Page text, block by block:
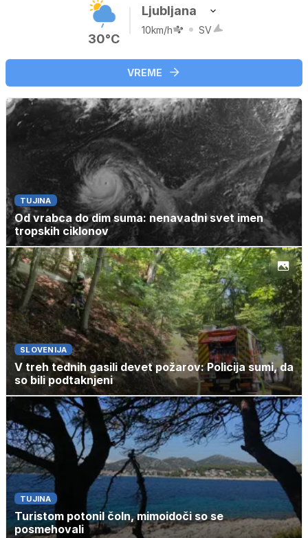
30°C
Ljubljana
10km/h SV
VREME
TUJINA
Od vrabca do dim suma: nenavadni svet imen
tropskih ciklonov
SLOVENIJA
V treh tednih gasili devet požarov: Policija sumi, da
so bili podtaknjeni
TUJINA
Turistom potonil čoln, mimoidoči so se
posmehovali